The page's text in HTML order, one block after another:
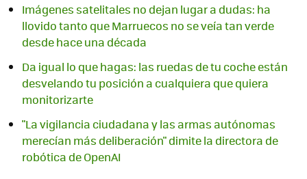
Imágenes satelitales no dejan lugar a dudas: ha
llovido tanto que Marruecos no se veía tan verde
desde hace una década
Da igual lo que hagas: las ruedas de tu coche están
desvelando tu posición a cualquiera que quiera
monitorizarte
"La vigilancia ciudadana y las armas autónomas
merecían más deliberación" dimite la directora de
robótica de OpenAI